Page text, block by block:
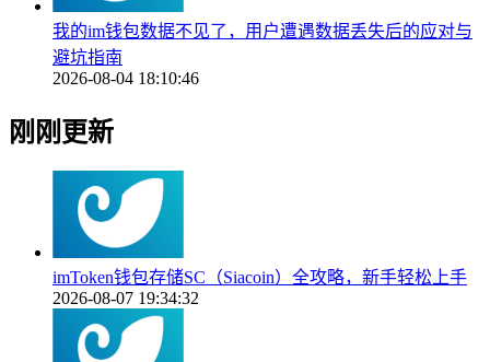
我的im钱包数据不见了，用户遭遇数据丢失后的应对与
避坑指南
2026-08-04 18:10:46
刚刚更新
imToken钱包存储SC（Siacoin）全攻略，新手轻松上手
2026-08-07 19:34:32